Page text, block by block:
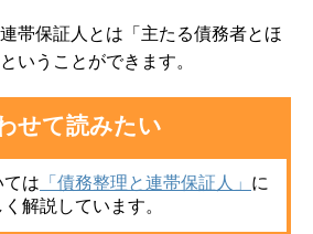
連帯保証人とは「主たる債務者とほ
ということができます。
せて読みたい
は 「債務整理と連帯保証人」 に
解説しています。